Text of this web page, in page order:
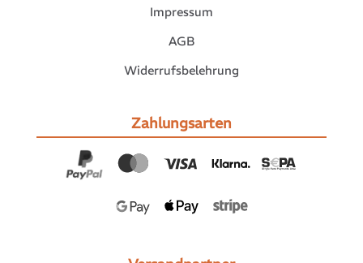
Impressum
AGB
Widerrufsbelehrung
Zahlungsarten